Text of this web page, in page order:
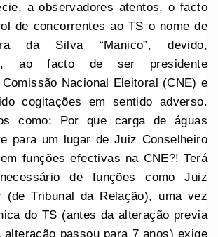
a observadores atentos, o facto
de concorrentes ao TS o nome de
da Silva “Manico”, devido,
ao facto de ser presidente
Nacional Eleitoral (CNE) e
cogitações em sentido adverso.
como: Por que carga de águas
para um lugar de Juiz Conselheiro
funções efectivas na CNE?! Terá
de funções como Juiz
(de Tribunal da Relação), uma vez
do TS (antes da alteração previa
alteração passou para 7 anos) exige